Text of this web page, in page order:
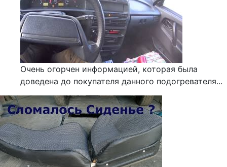
Очень огорчен информацией, которая была
доведена до покупателя данного подогревателя...